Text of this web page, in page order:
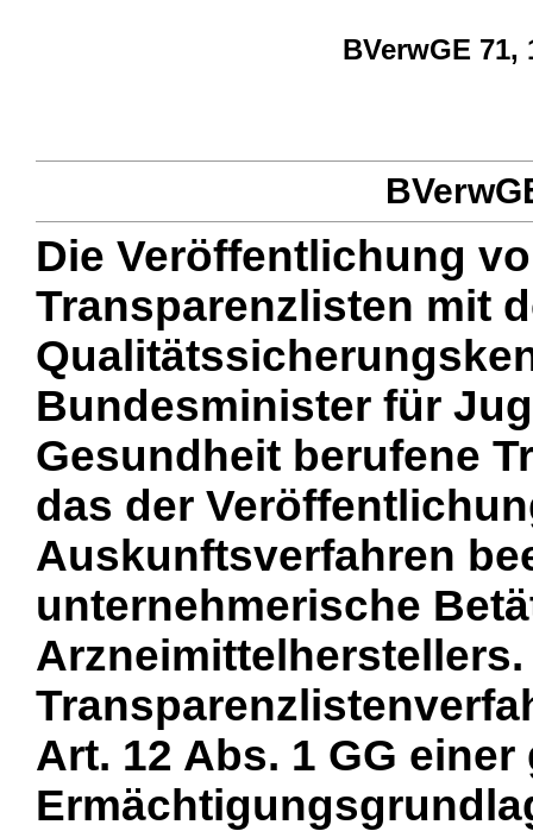
BVerwGE 71,
Die Veröffentlichung
Transparenzlisten mit
Bundesminister für
Gesundheit berufene
das der
Auskunftsverfahren
unternehmerische
Arzneimittelherstellers.
Art. 12 Abs. 1 GG